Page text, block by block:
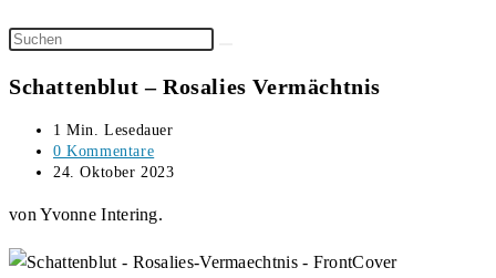
Diese
durchsuchen
Schattenblut – Rosalies Vermächtnis
Lesedauer:
1 Min. Lesedauer
Beitrags-
Kommentare:
0 Kommentare
Beitrag
24. Oktober 2023
von Yvonne Intering.